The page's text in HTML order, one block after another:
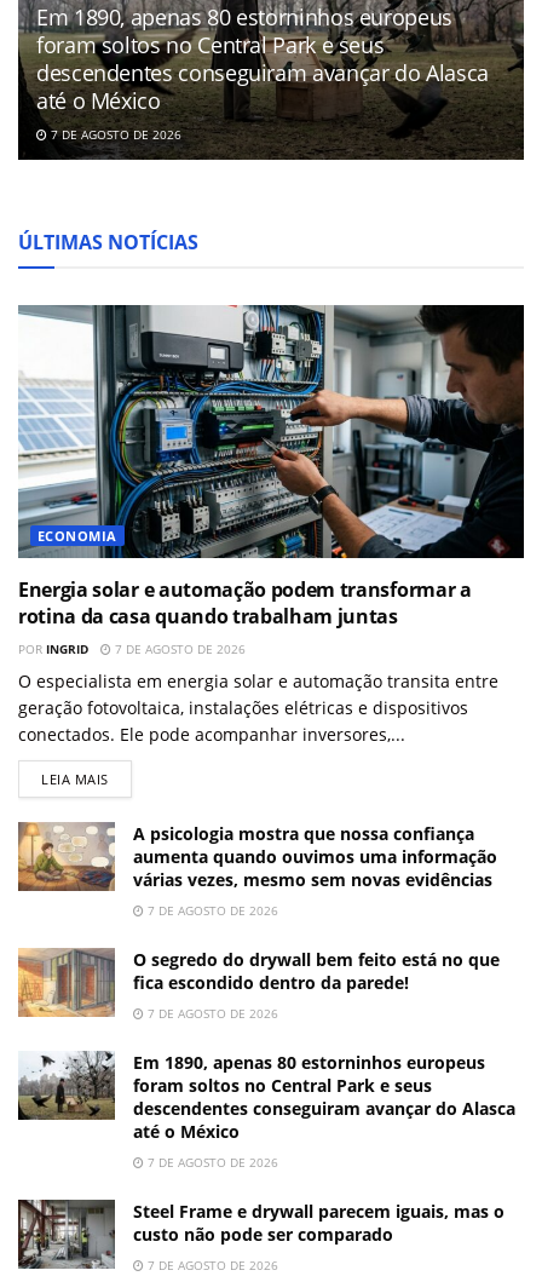
Em 1890, apenas 80 estorninhos europeus
foram soltos no Central Park e seus
descendentes conseguiram avançar do Alasca
até o México
7 DE AGOSTO DE 2026
ÚLTIMAS NOTÍCIAS
ECONOMIA
Energia solar e automação podem transformar a
rotina da casa quando trabalham juntas
POR INGRID 7 DE AGOSTO DE 2026
O especialista em energia solar e automação transita entre
geração fotovoltaica, instalações elétricas e dispositivos
conectados. Ele pode acompanhar inversores,...
LEIA MAIS
A psicologia mostra que nossa confiança
aumenta quando ouvimos uma informação
várias vezes, mesmo sem novas evidências
7 DE AGOSTO DE 2026
O segredo do drywall bem feito está no que
fica escondido dentro da parede!
7 DE AGOSTO DE 2026
Em 1890, apenas 80 estorninhos europeus
foram soltos no Central Park e seus
descendentes conseguiram avançar do Alasca
até o México
7 DE AGOSTO DE 2026
Steel Frame e drywall parecem iguais, mas o
custo não pode ser comparado
7 DE AGOSTO DE 2026